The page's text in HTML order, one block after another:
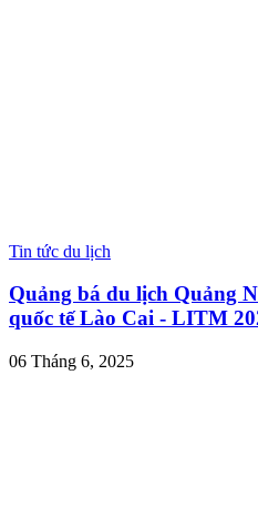
Tin tức du lịch
Quảng bá du lịch Quảng
quốc tế Lào Cai - LITM
06 Tháng 6, 2025